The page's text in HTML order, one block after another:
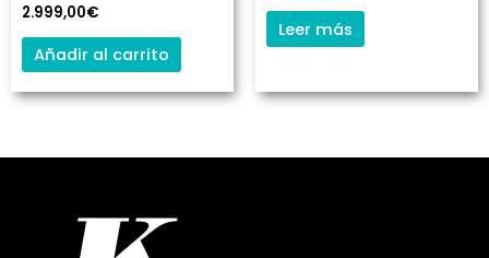
2.999,00€
Añadir al carrito
Leer más